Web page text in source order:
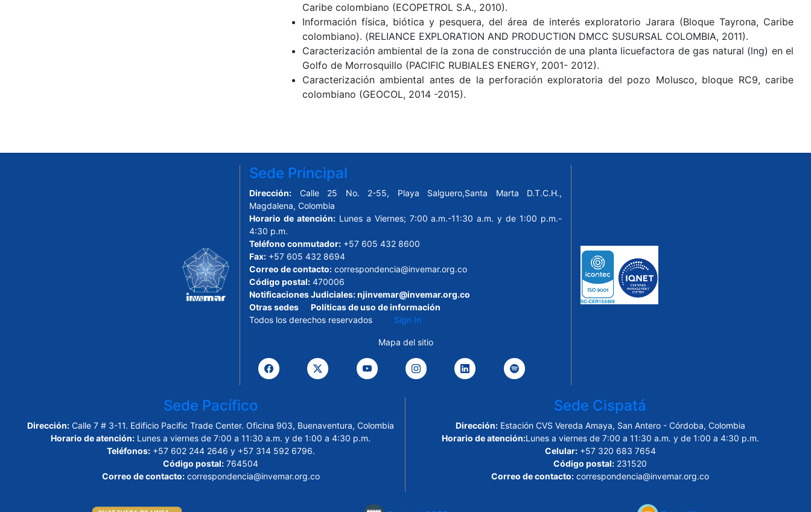
Caribe colombiano (ECOPETROL S.A., 2010).
Información física, biótica y pesquera, del área de interés exploratorio Jarara (Bloque Tayrona, Caribe
colombiano). (RELIANCE EXPLORATION AND PRODUCTION DMCC SUSURSAL COLOMBIA, 2011).
Caracterización ambiental de la zona de construcción de una planta licuefactora de gas natural (lng) en el
Golfo de Morrosquillo (PACIFIC RUBIALES ENERGY, 2001- 2012).
Caracterización ambiental antes de la perforación exploratoria del pozo Molusco, bloque RC9, caribe
colombiano (GEOCOL, 2014 -2015).
Sede Principal
Dirección: Calle 25 No. 2-55, Playa Salguero,Santa Marta D.T.C.H.,
Magdalena, Colombia
Horario de atención:Lunes a Viernes; 7:00 a.m.-11:30 a.m. y de 1:00 p.m.-
4:30 p.m.
Teléfono conmutador: +57 605 432 8600
Fax: +57 605 432 8694
Correo de contacto: correspondencia@invemar.org.co
Código postal: 470006
Notificaciones Judiciales:njinvemar@invemar.org.co
Otras sedes
Políticas de uso de información
Todos los derechos reservados Sign In
Mapa del sitio
Sede Pacífico
Dirección: Calle 7 # 3-11. Edificio Pacific Trade Center. Oficina 903, Buenaventura, Colombia
Horario de atención: Lunes a viernes de 7:00 a 11:30 a.m. y de 1:00 a 4:30 p.m.
Teléfonos:+57 602 244 2646 y +57 314 592 6796.
Código postal: 764504
Correo de contacto:correspondencia@invemar.org.co
Sede Cispatá
Dirección:Estación CVS Vereda Amaya, San Antero - Córdoba, Colombia
Horario de atención:Lunes a viernes de 7:00 a 11:30 a.m. y de 1:00 a 4:30 p.m.
Celular:+57 320 683 7654
Código postal: 231520
Correo de contacto: correspondencia@invemar.org.co